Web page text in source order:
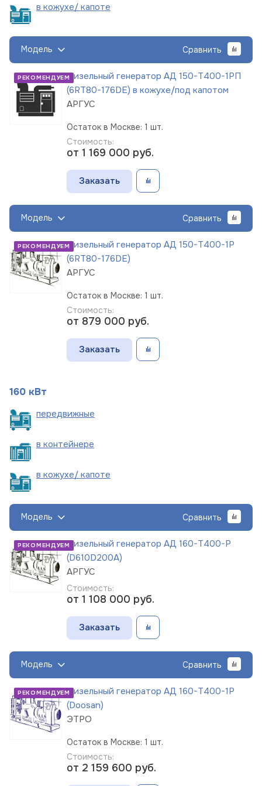
в кожухе/ капоте
Модель Сравнить
РЕКОМЕНДУЕМДизельный генератор АД 150-Т400-1РП
(6RT80-176DE) в кожухе/под капотом
АРГУС
Остаток в Москве: 1 шт.
Стоимость:
от 1 169 000 руб.
Заказать
Модель Сравнить
РЕКОМЕНДУЕМДизельный генератор АД 150-Т400-1Р
(6RT80-176DE)
АРГУС
Остаток в Москве: 1 шт.
Стоимость:
от 879 000 руб.
Заказать
160 кВт
передвижные
в контейнере
в кожухе/ капоте
Модель Сравнить
РЕКОМЕНДУЕМДизельный генератор АД 160-Т400-Р
(D610D200A)
АРГУС
Стоимость:
от 1 108 000 руб.
Заказать
Модель Сравнить
РЕКОМЕНДУЕМДизельный генератор АД 160-Т400-1Р
(Doosan)
ЭТРО
Остаток в Москве: 1 шт.
Стоимость:
от 2 159 600 руб.